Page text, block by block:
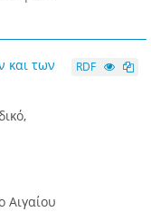
και των
Αιγαίου
RDF